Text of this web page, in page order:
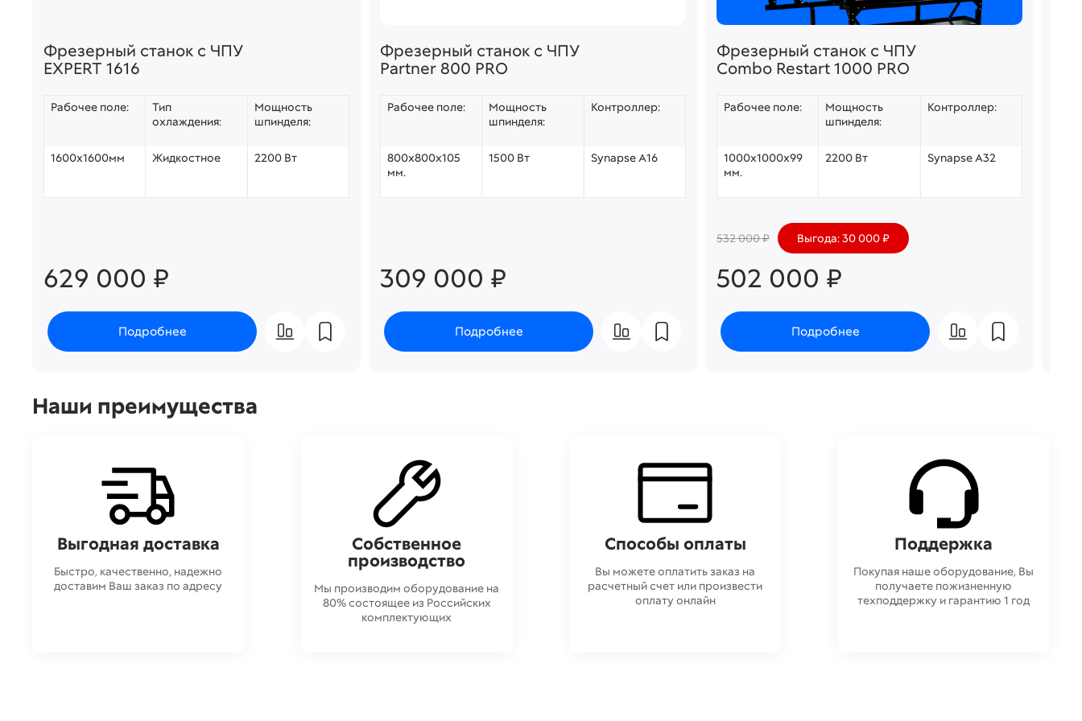
Фрезерный станок с ЧПУ
EXPERT 1616
Рабочее поле:
1600х1600мм
Тип
охлаждения:
Жидкостное
Мощность
шпинделя:
2200 Вт
629 000 ₽
Подробнее
Фрезерный станок с ЧПУ
Partner 800 PRO
Рабочее поле:
800х800х105
мм.
Мощность
шпинделя:
1500 Вт
Контроллер:
Synapse A16
309 000 ₽
Подробнее
Фрезерный станок с ЧПУ
Combo Restart 1000 PRO
Рабочее поле:
1000х1000х99
мм.
Мощность
шпинделя:
2200 Вт
Контроллер:
Synapse A32
532 000 ₽ Выгода: 30 000 ₽
502 000 ₽
Подробнее
Наши преимущества
Выгодная доставка
Быстро, качественно, надежно
доставим Ваш заказ по адресу
Собственное
производство
Мы производим оборудование на
80% состоящее из Российских
комплектующих
Способы оплаты
Вы можете оплатить заказ на
расчетный счет или произвести
оплату онлайн
Поддержка
Покупая наше оборудование, Вы
получаете пожизненную
техподдержку и гарантию 1 год